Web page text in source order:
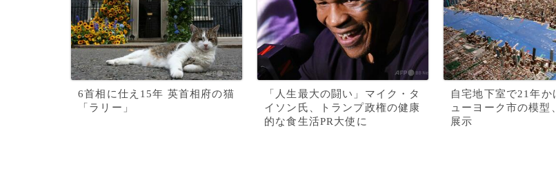
6首相に仕え15年 英首相府の猫
「ラリー」
「人生最大の闘い」マイク・タ
イソン氏、トランプ政権の健康
的な食生活PR大使に
自宅地下室で21年か
ューヨーク市の模型
展示